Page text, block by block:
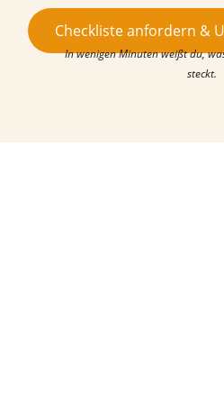
Checkliste anfordern &
In wenigen Minuten weißt du,
steckt.